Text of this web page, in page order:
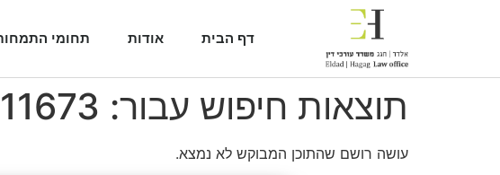
דף הבית אודות תחומי
תוצאות חיפוש עבור:
עושה רושם שהתוכן המבוקש לא נמצא.